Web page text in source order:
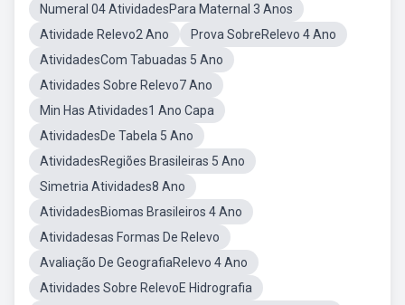
Numeral 04 AtividadesPara Maternal 3 Anos
Atividade Relevo2 Ano
Prova SobreRelevo 4 Ano
AtividadesCom Tabuadas 5 Ano
Atividades Sobre Relevo7 Ano
Min Has Atividades1 Ano Capa
AtividadesDe Tabela 5 Ano
AtividadesRegiões Brasileiras 5 Ano
Simetria Atividades8 Ano
AtividadesBiomas Brasileiros 4 Ano
Atividadesas Formas De Relevo
Avaliação De GeografiaRelevo 4 Ano
Atividades Sobre RelevoE Hidrografia